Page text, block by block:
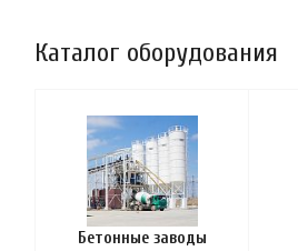
Каталог оборудования
Бетонные заводы